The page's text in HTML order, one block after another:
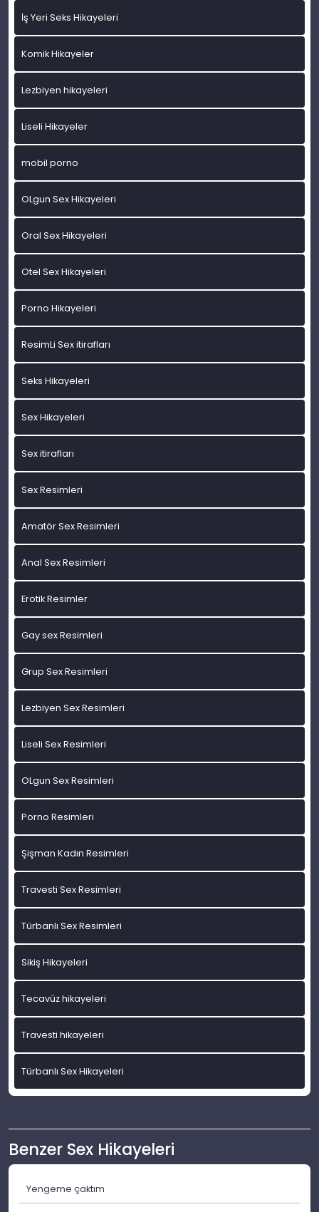
İş Yeri Seks Hikayeleri
Komik Hikayeler
Lezbiyen hikayeleri
Liseli Hikayeler
mobil porno
OLgun Sex Hikayeleri
Oral Sex Hikayeleri
Otel Sex Hikayeleri
Porno Hikayeleri
ResimLi Sex itirafları
Seks Hikayeleri
Sex Hikayeleri
Sex itirafları
Sex Resimleri
Amatör Sex Resimleri
Anal Sex Resimleri
Erotik Resimler
Gay sex Resimleri
Grup Sex Resimleri
Lezbiyen Sex Resimleri
Liseli Sex Resimleri
OLgun Sex Resimleri
Porno Resimleri
Şişman Kadın Resimleri
Travesti Sex Resimleri
Türbanlı Sex Resimleri
Sikiş Hikayeleri
Tecavüz hikayeleri
Travesti hikayeleri
Türbanlı Sex Hikayeleri
Benzer Sex Hikayeleri
Yengeme çaktım